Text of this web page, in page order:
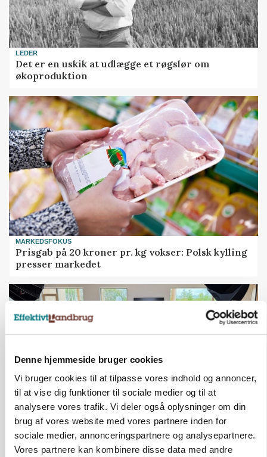
Denne hjemmeside bruger cookies
Vi bruger cookies til at tilpasse vores indhold og annoncer,
til at vise dig funktioner til sociale medier og til at
analysere vores trafik. Vi deler også oplysninger om din
brug af vores website med vores partnere inden for
sociale medier, annonceringspartnere og analysepartnere.
Vores partnere kan kombinere disse data med andre
LEDER
Det er en uskik at udlægge et røgslør om
økoproduktion
MARKEDSFOKUS
Prisgab på 20 kroner pr. kg vokser: Polsk kylling
presser markedet
Ejer eller medejer? Nyt tv-format udfordrer
landbrugets ejerstruktur